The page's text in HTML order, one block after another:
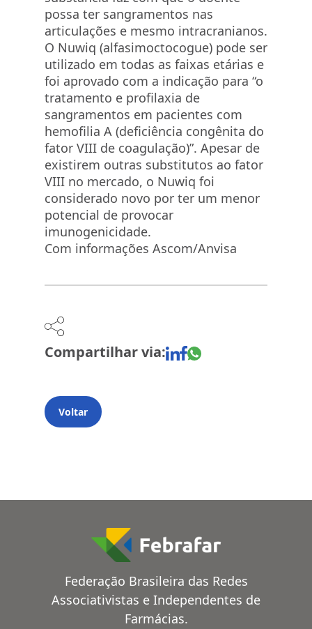
possa ter sangramentos nas
articulações e mesmo intracranianos.
O Nuwiq (alfasimoctocogue) pode ser
utilizado em todas as faixas etárias e
foi aprovado com a indicação para “o
tratamento e profilaxia de
sangramentos em pacientes com
hemofilia A (deficiência congênita do
fator VIII de coagulação)”. Apesar de
existirem outras substitutos ao fator
VIII no mercado, o Nuwiq foi
considerado novo por ter um menor
potencial de provocar
imunogenicidade.
Com informações Ascom/Anvisa
Compartilhar via:
Voltar
Federação Brasileira das Redes
Associativistas e Independentes de
Farmácias.